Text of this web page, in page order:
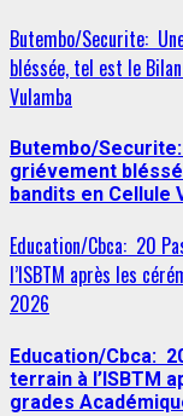
Butembo/Securite:
bléssée, tel est le
Vulamba
Butembo/
griévement
bandits en Cellule
Education/Cbca: 20
l’ISBTM après les
2026
Education/Cbca:
terrain à l’ISBTM
grades